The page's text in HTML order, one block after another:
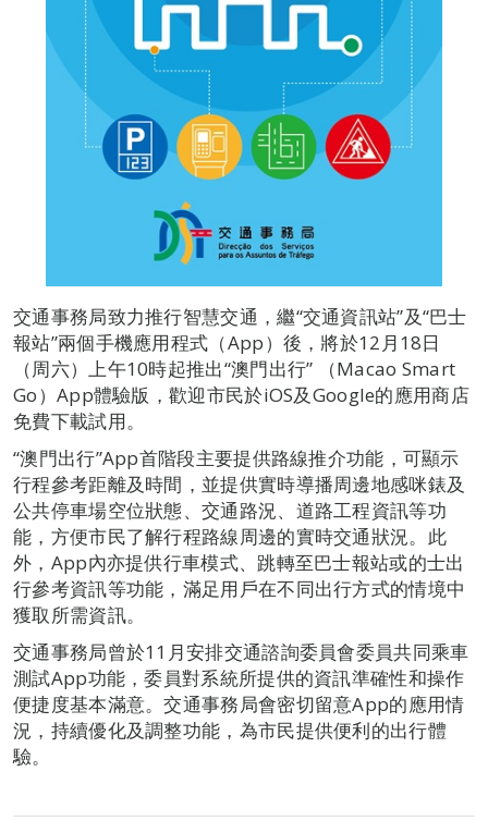
交通事務局致力推行智慧交通，繼“交通資訊站”及“巴士
報站”兩個手機應用程式（App）後，將於12月18日
（周六）上午10時起推出“澳門出行” （Macao Smart
Go）App體驗版，歡迎市民於iOS及Google的應用商店
免費下載試用。
“澳門出行”App首階段主要提供路線推介功能，可顯示
行程參考距離及時間，並提供實時導播周邊地感咪錶及
公共停車場空位狀態、交通路況、道路工程資訊等功
能，方便市民了解行程路線周邊的實時交通狀況。此
外，App內亦提供行車模式、跳轉至巴士報站或的士出
行參考資訊等功能，滿足用戶在不同出行方式的情境中
獲取所需資訊。
交通事務局曾於11月安排交通諮詢委員會委員共同乘車
測試App功能，委員對系統所提供的資訊準確性和操作
便捷度基本滿意。交通事務局會密切留意App的應用情
況，持續優化及調整功能，為市民提供便利的出行體
驗。